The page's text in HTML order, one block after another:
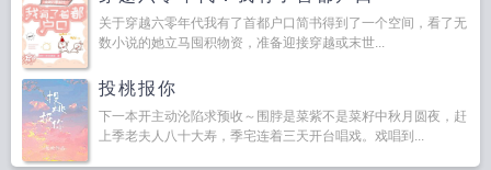
关于穿越六零年代我有了首都户口简书得到了一个空间，看了无
数小说的她立马囤积物资，准备迎接穿越或末世...
投桃报你
下一本开主动沦陷求预收～围脖是菜紫不是菜籽中秋月圆夜，赶
上季老夫人八十大寿，季宅连着三天开台唱戏。戏唱到...